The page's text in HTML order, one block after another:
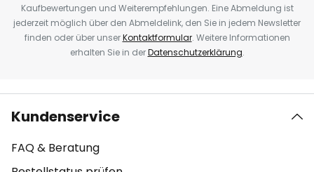
Kaufbewertungen und Weiterempfehlungen. Eine Abmeldung ist
jederzeit möglich über den Abmeldelink, den Sie in jedem Newsletter
finden oder über unserKontaktformular. Weitere Informationen
erhalten Sie in derDatenschutzerklärung.
Kundenservice
FAQ & Beratung